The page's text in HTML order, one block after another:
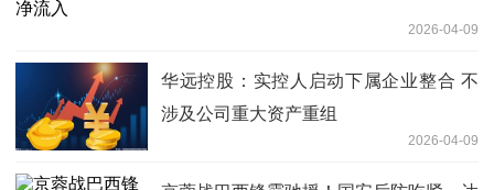
2026-04-09
华远控股：实控人启动下属企业整合 不
涉及公司重大资产重组
2026-04-09